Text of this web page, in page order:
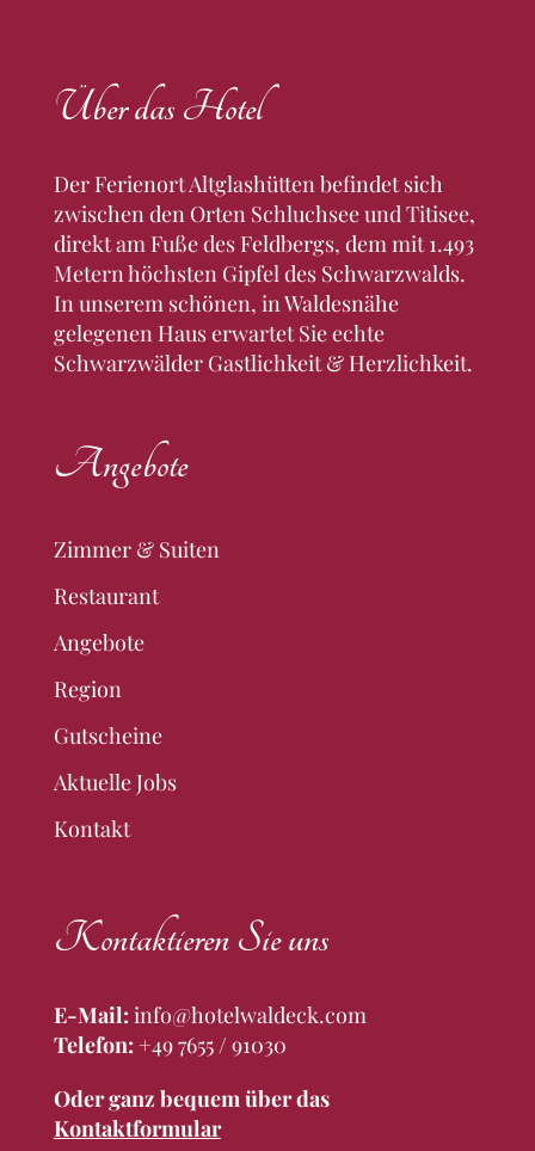
Über das Hotel
Der Ferienort Altglashütten befindet sich
zwischen den Orten Schluchsee und Titisee,
direkt am Fuße des Feldbergs, dem mit 1.493
Metern höchsten Gipfel des Schwarzwalds.
In unserem schönen, in Waldesnähe
gelegenen Haus erwartet Sie echte
Schwarzwälder Gastlichkeit & Herzlichkeit.
Angebote
Zimmer & Suiten
Restaurant
Angebote
Region
Gutscheine
Aktuelle Jobs
Kontakt
Kontaktieren Sie uns
E-Mail: info@hotelwaldeck.com
Telefon: +49 7655 / 91030
Oder ganz bequem über das
Kontaktformular